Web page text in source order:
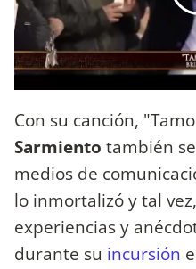
Con su canción,
Sarmiento también
medios de
lo inmortalizó y tal
experiencias y
durante su incursión